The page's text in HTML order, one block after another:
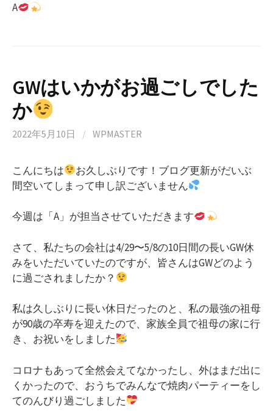
A
GWはいかがお過ごしでした
か
2022年5月10日 / WPMASTER
こんにちは
お久しぶりです！ブログ更新がだいぶ
間空いてしまって申し訳ございません
今週は「A」が担当させていただきます
さて、私たちの会社は4/29〜5/8の10日間の長いGW休
みをいただいていたのですが、皆さんはGWどのよう
に過ごされましたか？
私は久しぶりに長い休日だったのと、私の最強の祖母
が90歳の卒寿を迎えたので、家族全員で祖母の家に行
き、お祝いをしました
コロナもあって全然会えてなかったし、外はまだ出に
くかったので、おうちでみんなで焼肉パーティーをし
てのんびり過ごしました